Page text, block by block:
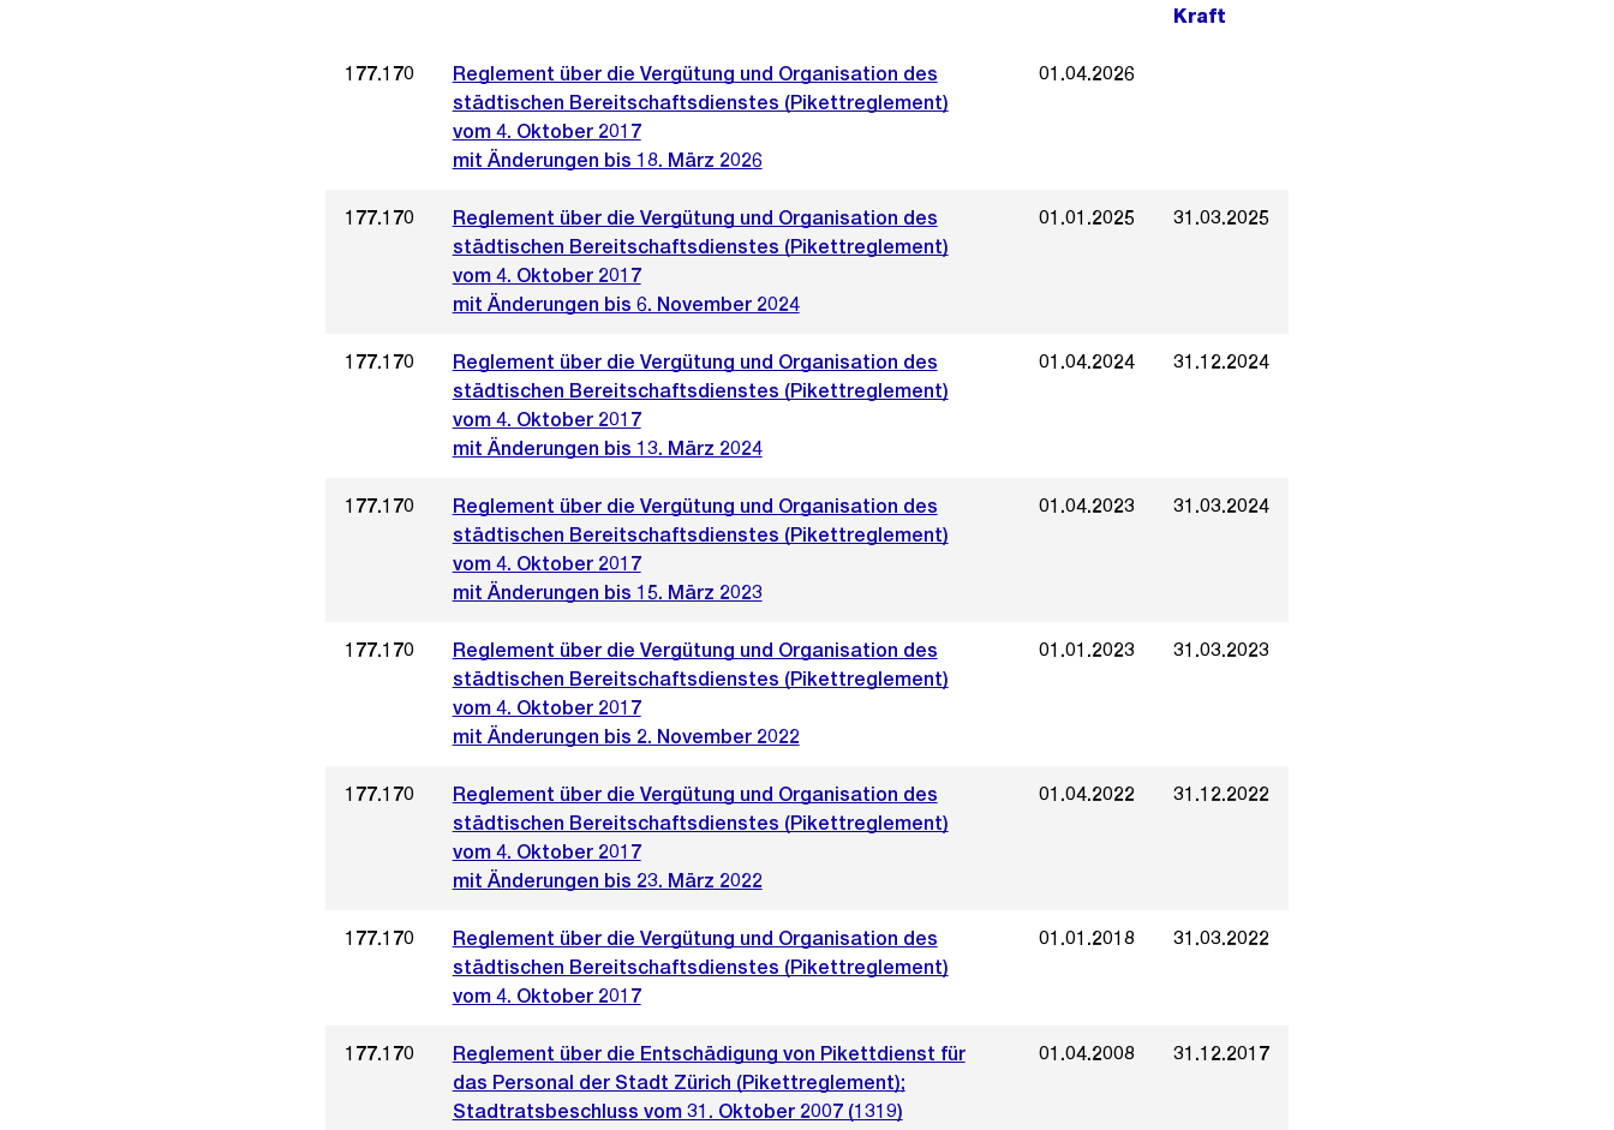
Kraft
177.170
Reglement über die Vergütung und Organisation des
städtischen Bereitschaftsdienstes (Pikettreglement)
vom 4. Oktober 2017
mit Änderungen bis 18. März 2026
01.04.2026
177.170
Reglement über die Vergütung und Organisation des
städtischen Bereitschaftsdienstes (Pikettreglement)
vom 4. Oktober 2017
mit Änderungen bis 6. November 2024
01.01.2025 31.03.2025
177.170
Reglement über die Vergütung und Organisation des
städtischen Bereitschaftsdienstes (Pikettreglement)
vom 4. Oktober 2017
mit Änderungen bis 13. März 2024
01.04.2024 31.12.2024
177.170
Reglement über die Vergütung und Organisation des
städtischen Bereitschaftsdienstes (Pikettreglement)
vom 4. Oktober 2017
mit Änderungen bis 15. März 2023
01.04.2023 31.03.2024
177.170
Reglement über die Vergütung und Organisation des
städtischen Bereitschaftsdienstes (Pikettreglement)
vom 4. Oktober 2017
mit Änderungen bis 2. November 2022
01.01.2023 31.03.2023
177.170
Reglement über die Vergütung und Organisation des
städtischen Bereitschaftsdienstes (Pikettreglement)
vom 4. Oktober 2017
mit Änderungen bis 23. März 2022
01.04.2022 31.12.2022
177.170
Reglement über die Vergütung und Organisation des
städtischen Bereitschaftsdienstes (Pikettreglement)
vom 4. Oktober 2017
01.01.2018 31.03.2022
177.170
Reglement über die Entschädigung von Pikettdienst für
das Personal der Stadt Zürich (Pikettreglement);
Stadtratsbeschluss vom 31. Oktober 2007 (1319)
01.04.2008 31.12.2017